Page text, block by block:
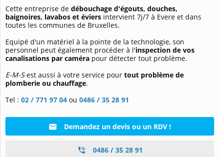
Cette entreprise de débouchage d'égouts, douches,
baignoires, lavabos et éviers intervient 7j/7 à Evere et dans
toutes les communes de Bruxelles.
Equipé d'un matériel à la pointe de la technologie, son
personnel peut également procéder à l'inspection de vos
canalisations par caméra pour détecter tout problème.
E-M-Sest aussi à votre service pour tout problème de
plomberie ou chauffage.
Tel : 02 / 771 97 04 ou 0486 / 35 28 91
Demandez un devis ou un RDV !
0486 / 35 28 91